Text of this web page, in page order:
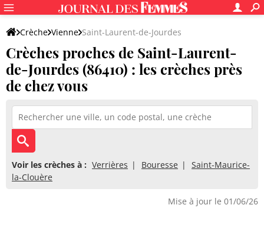
Crèche Vienne Saint-Laurent-de-Jourdes
Crèches proches de Saint-Laurent-
de-Jourdes (86410) : les crèches près
de chez vous
Voir les crèches à : Verrières Bouresse
Saint-Maurice-
la-Clouère
Mise à jour le 01/06/26